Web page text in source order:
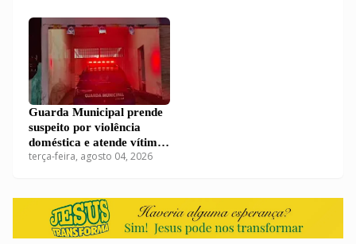
Guarda Municipal prende
suspeito por violência
doméstica e atende vítima
em Carutapera
terça-feira, agosto 04, 2026